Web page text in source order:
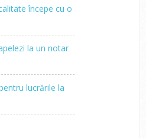
începe cu o
la un notar
lucrările la